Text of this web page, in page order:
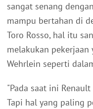
sangat senang
mampu bertahan di
Toro Rosso, hal itu
melakukan pekerjaan
Wehrlein seperti
"Pada saat ini
Tapi hal yang paling